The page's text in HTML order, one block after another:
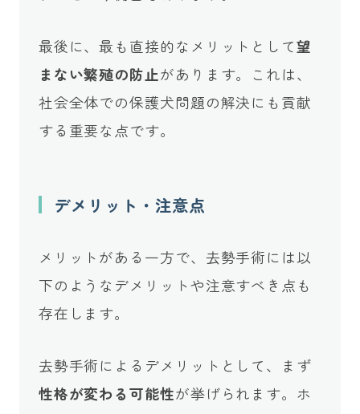
最後に、最も直接的なメリットとして望
まない繁殖の防止があります。これは、
社会全体での保護犬問題の解決にも貢献
する重要な点です。
デメリット・注意点
メリットがある一方で、去勢手術には以
下のようなデメリットや注意すべき点も
存在します。
去勢手術によるデメリットとして、まず
性格が変わる可能性が挙げられます。ホ